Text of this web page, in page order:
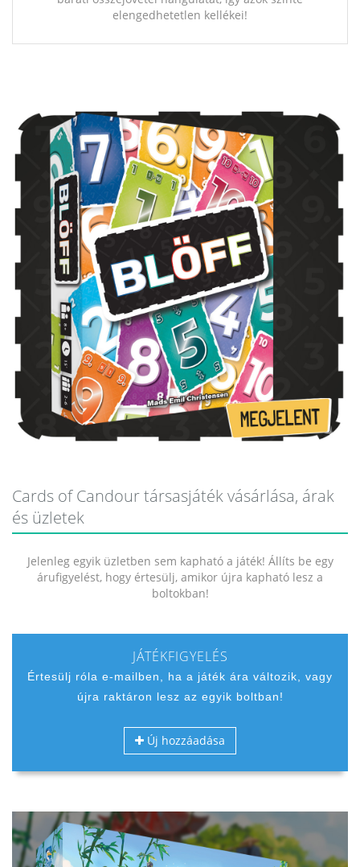
elengedhetetlen kellékei!
Cards of Candour társasjáték vásárlása, árak
és üzletek
Jelenleg egyik üzletben sem kapható a játék! Állíts be egy
árufigyelést, hogy értesülj, amikor újra kapható lesz a
boltokban!
JÁTÉKFIGYELÉS
Értesülj róla e-mailben, ha a játék ára változik, vagy
újra raktáron lesz az egyik boltban!
Új hozzáadása